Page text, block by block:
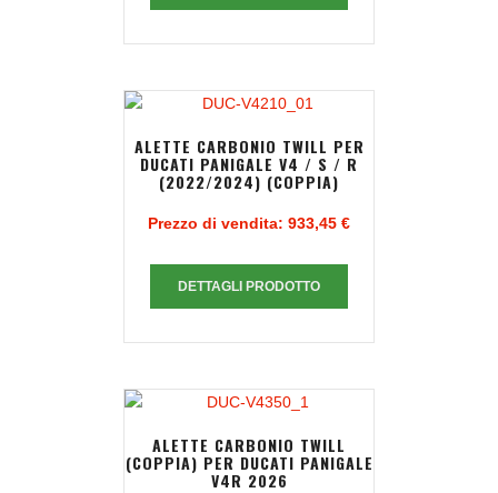
ALETTE CARBONIO TWILL PER
DUCATI PANIGALE V4 / S / R
(2022/2024) (COPPIA)
Prezzo di vendita: 933,45 €
DETTAGLI PRODOTTO
ALETTE CARBONIO TWILL
(COPPIA) PER DUCATI PANIGALE
V4R 2026